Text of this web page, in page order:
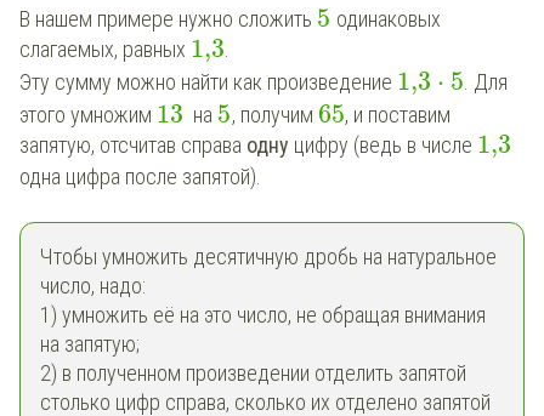
В нашем примере нужно сложить 5 одинаковых
слагаемых, равных 1,3.
Эту сумму можно найти как произведение 1,3 ⋅ 5 . Для
этого умножим 13 на 5, получим 65, и поставим
запятую, отсчитав справа одну цифру (ведь в числе 1,3
одна цифра после запятой).
Чтобы умножить десятичную дробь на натуральное
число, надо:
1) умножить её на это число, не обращая внимания
на запятую;
2) в полученном произведении отделить запятой
столько цифр справа, сколько их отделено запятой